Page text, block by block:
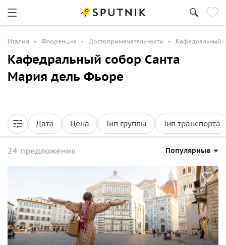
Италия Флоренция Достопримечательности Кафедральный
Кафедральный собор Санта
Мария дель Фьоре
Дата Цена Тип группы Тип транспорта
24 предложения Популярные